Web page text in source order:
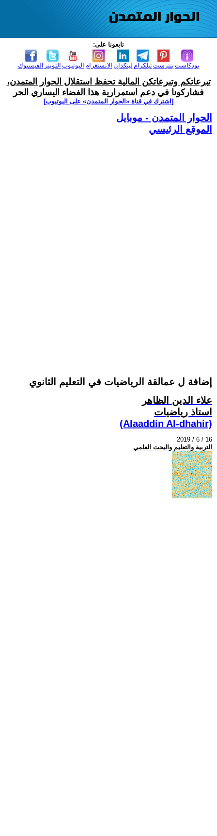
تابعونا على:
الفيسبوك التويتر اليوتيوب الانستغرام لينكدإن تيلكرامبنترست بودكاست
تبرعاتكم وتبرعاتكن المالية تحفظ استقلال الحوار المتمدن،
فشاركونا في دعم استمرارية هذا الفضاء اليساري الحر
[اشترك في قناة ‫«الحوار المتمدن» على اليوتيوب]
الحوار المتمدن - موبايل
الموقع الرئيسي
إضافة ل عمالقة الرياضيات في التعليم الثانوي
علاء الدين الظاهر
استاذ رياضيات
(Alaaddin Al-dhahir)
2019 / 6 / 16
التربية والتعليم والبحث العلمي